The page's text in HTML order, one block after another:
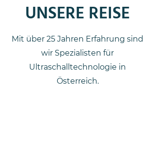
UNSERE REISE
Mit über 25 Jahren Erfahrung sind
wir Spezialisten für
Ultraschalltechnologie in
Österreich.